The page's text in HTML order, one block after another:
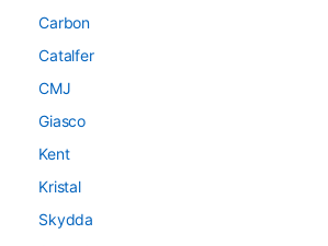
Carbon
Catalfer
CMJ
Giasco
Kent
Kristal
Skydda